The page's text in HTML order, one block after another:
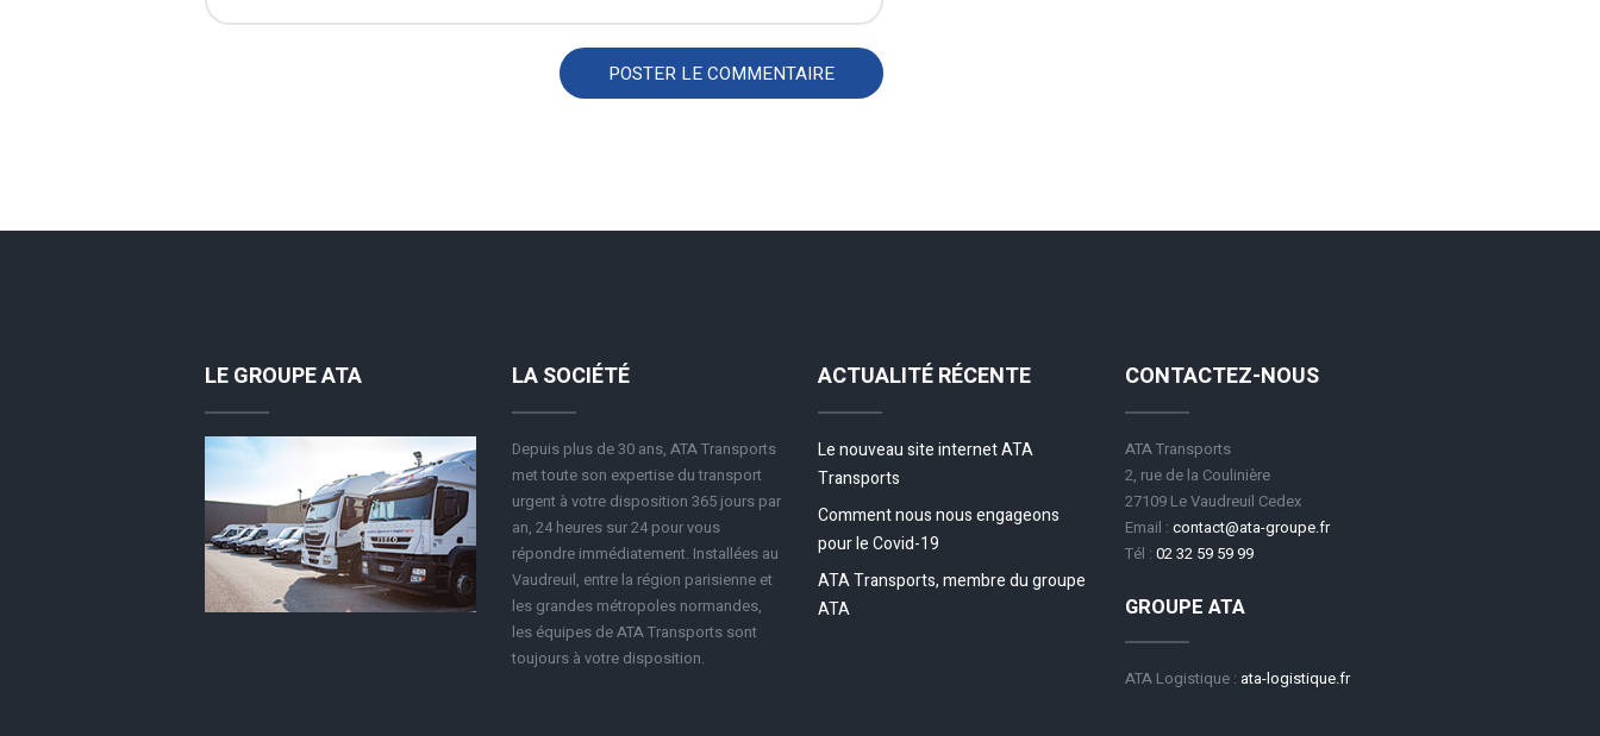
LE GROUPE ATA LA SOCIÉTÉ
Depuis plus de 30 ans, ATA Transports
met toute son expertise du transport
urgent à votre disposition 365 jours par
an, 24 heures sur 24 pour vous
répondre immédiatement. Installées au
Vaudreuil, entre la région parisienne et
les grandes métropoles normandes,
les équipes de ATA Transports sont
toujours à votre disposition.
ACTUALITÉ RÉCENTE
Le nouveau site internet ATA
Transports
Comment nous nous engageons
pour le Covid-19
ATA Transports, membre du groupe
ATA
CONTACTEZ-NOUS
ATA Transports
2, rue de la Coulinière
27109 Le Vaudreuil Cedex
Email : contact@ata-groupe.fr
Tél : 02 32 59 59 99
GROUPE ATA
ATA Logistique : ata-logistique.fr